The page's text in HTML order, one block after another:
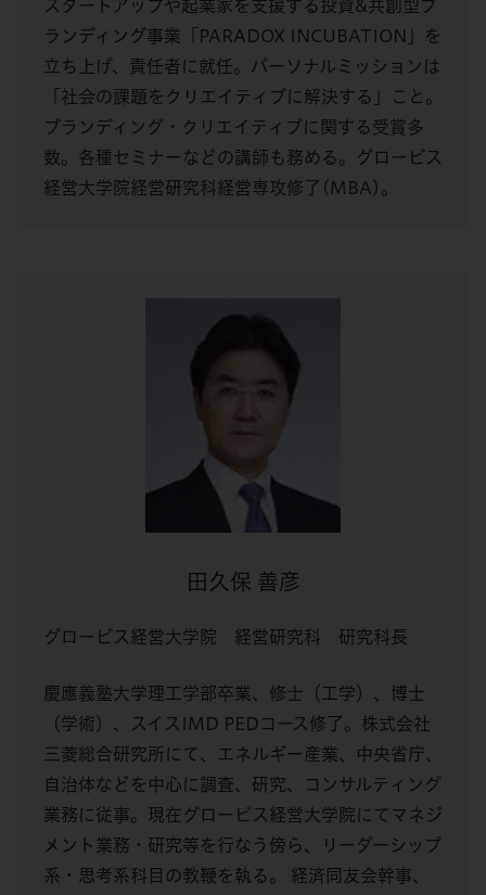
スタートアップや起業家を支援する投資&共創型ブ
ランディング事業「PARADOX INCUBATION」を
立ち上げ、責任者に就任。パーソナルミッションは
「社会の課題をクリエイティブに解決する」こと。
ブランディング・クリエイティブに関する受賞多
数。各種セミナーなどの講師も務める。グロービス
経営大学院経営研究科経営専攻修了(MBA)。
田久保 善彦
グロービス経営大学院 経営研究科 研究科長
慶應義塾大学理工学部卒業、修士（工学）、博士
（学術）、スイスIMD PEDコース修了。株式会社
三菱総合研究所にて、エネルギー産業、中央省庁、
自治体などを中心に調査、研究、コンサルティング
業務に従事。現在グロービス経営大学院にてマネジ
メント業務・研究等を行なう傍ら、リーダーシップ
系・思考系科目の教鞭を執る。 経済同友会幹事、